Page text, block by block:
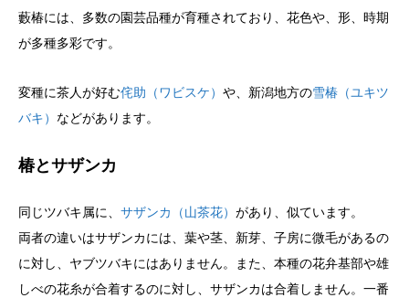
藪椿には、多数の園芸品種が育種されており、花色や、形、時期
が多種多彩です。
変種に茶人が好む侘助（ワビスケ） や、新潟地方の雪椿（ユキツ
バキ） などがあります。
椿とサザンカ
同じツバキ属に、 サザンカ（山茶花） があり、似ています。
両者の違いはサザンカには、葉や茎、新芽、子房に微毛があるの
に対し、ヤブツバキにはありません。また、本種の花弁基部や雄
しべの花糸が合着するのに対し、サザンカは合着しません。一番